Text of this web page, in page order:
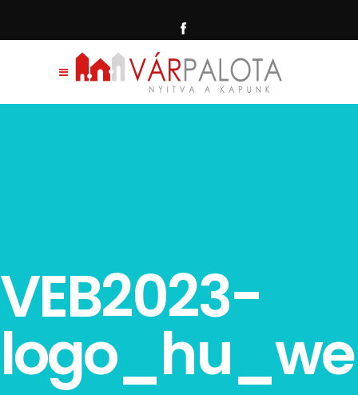
VEB2023-